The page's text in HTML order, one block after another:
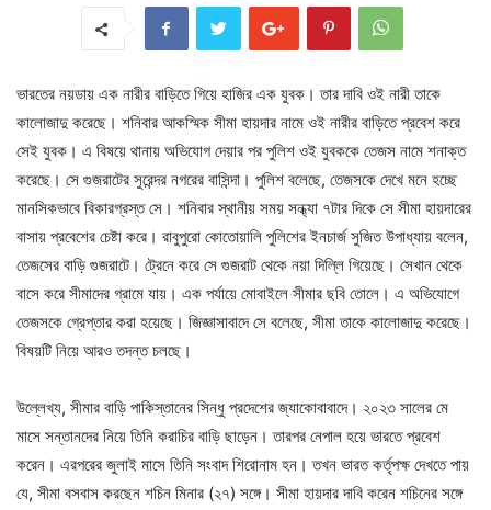
ভারতের নয়ডায় এক নারীর বাড়িতে গিয়ে হাজির এক যুবক। তার দাবি ওই নারী তাকে
কালোজাদু করেছে। শনিবার আকস্মিক সীমা হায়দার নামে ওই নারীর বাড়িতে প্রবেশ করে
সেই যুবক। এ বিষয়ে থানায় অভিযোগ দেয়ার পর পুলিশ ওই যুবককে তেজস নামে শনাক্ত
করেছে। সে গুজরাটের সুরেন্দর নগরের বাসিন্দা। পুলিশ বলেছে, তেজসকে দেখে মনে হচ্ছে
মানসিকভাবে বিকারগ্রস্ত সে। শনিবার স্থানীয় সময় সন্ধ্যা ৭টার দিকে সে সীমা হায়দারের
বাসায় প্রবেশের চেষ্টা করে। রাবুপুরো কোতোয়ালি পুলিশের ইনচার্জ সুজিত উপাধ্যায় বলেন,
তেজসের বাড়ি গুজরাটে। ট্রেনে করে সে গুজরাট থেকে নয়া দিল্লি গিয়েছে। সেখান থেকে
বাসে করে সীমাদের গ্রামে যায়। এক পর্যায়ে মোবাইলে সীমার ছবি তোলে। এ অভিযোগে
তেজসকে গ্রেপ্তার করা হয়েছে। জিজ্ঞাসাবাদে সে বলেছে, সীমা তাকে কালোজাদু করেছে।
বিষয়টি নিয়ে আরও তদন্ত চলছে।
উল্লেখ্য, সীমার বাড়ি পাকিস্তানের সিন্ধু প্রদেশের জ্যাকোবাবাদে। ২০২৩ সালের মে
মাসে সন্তানদের নিয়ে তিনি করাচির বাড়ি ছাড়েন। তারপর নেপাল হয়ে ভারতে প্রবেশ
করেন। এরপরের জুলাই মাসে তিনি সংবাদ শিরোনাম হন। তখন ভারত কর্তৃপক্ষ দেখতে পায়
যে, সীমা বসবাস করছেন শচিন মিনার (২৭) সঙ্গে। সীমা হায়দার দাবি করেন শচিনের সঙ্গে